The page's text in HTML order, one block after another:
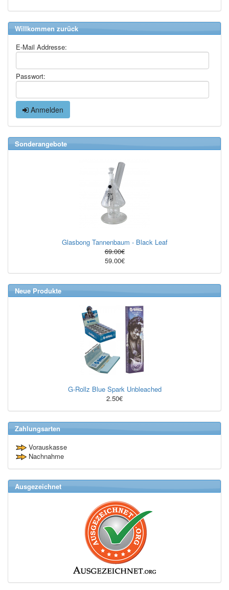
Willkommen zurück
E-Mail Addresse:
Passwort:
Anmelden
Sonderangebote
Glasbong Tannenbaum - Black Leaf
69.00€
59.00€
Neue Produkte
G-Rollz Blue Spark Unbleached
2.50€
Zahlungsarten
Vorauskasse
Nachnahme
Ausgezeichnet